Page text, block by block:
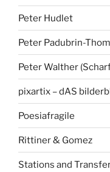
Peter Hudlet
Peter Padubrin-
Peter Walther
pixartix – dAS
Poesiafragile
Rittiner & Gomez
Stations and